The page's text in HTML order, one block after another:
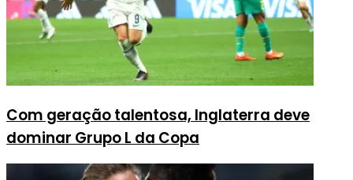
Com geração talentosa, Inglaterra deve
dominar Grupo L da Copa